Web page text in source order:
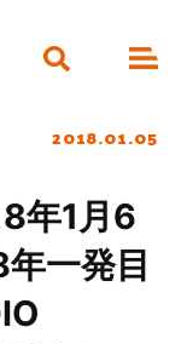
2018.01.05
年1月6
一発目